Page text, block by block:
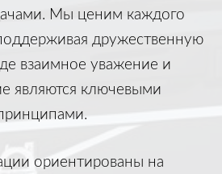
Мы ценим каждого
дружественную
взаимное уважение и
являются ключевыми
ориентированы на